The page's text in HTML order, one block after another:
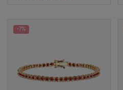
-7%